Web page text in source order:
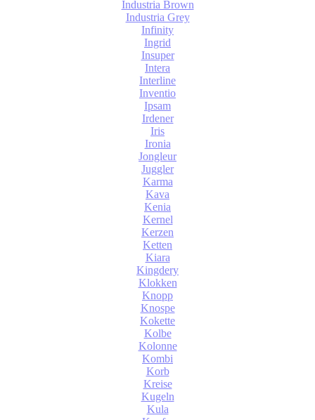
Industria Brown
Industria Grey
Infinity
Ingrid
Insuper
Intera
Interline
Inventio
Ipsam
Irdener
Iris
Ironia
Jongleur
Juggler
Karma
Kava
Kenia
Kernel
Kerzen
Ketten
Kiara
Kingdery
Klokken
Knopp
Knospe
Kokette
Kolbe
Kolonne
Kombi
Korb
Kreise
Kugeln
Kula